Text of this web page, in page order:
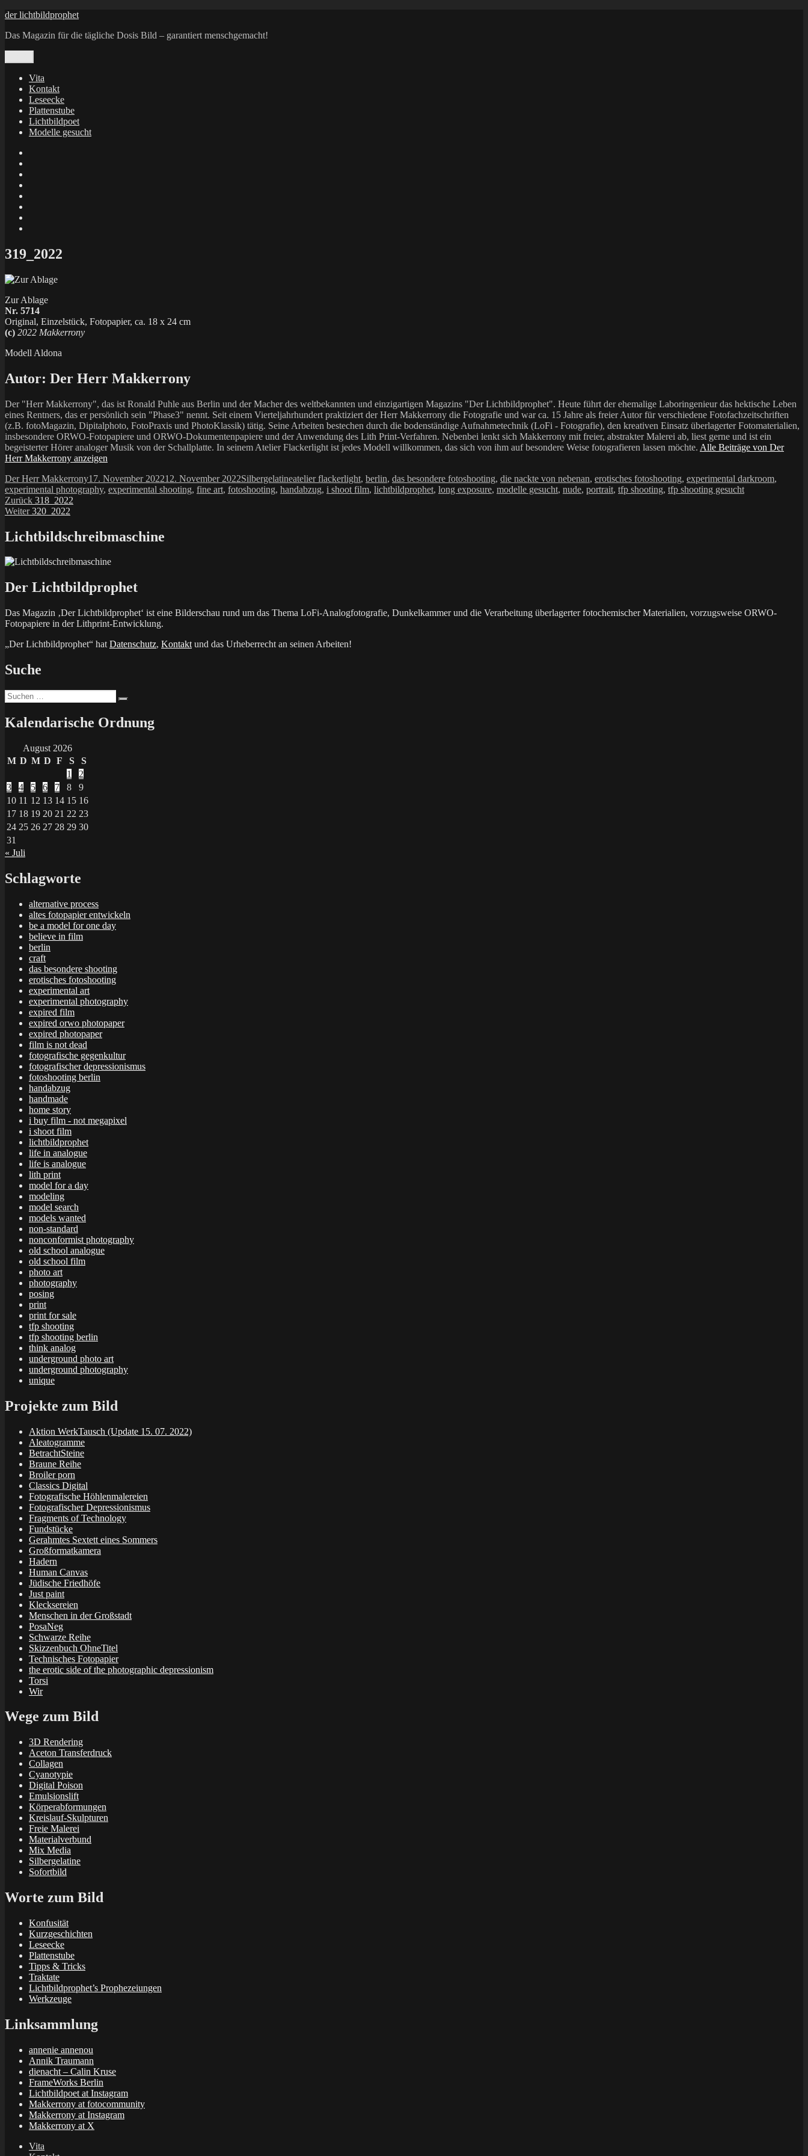
Zum
springen
der lichtbildprophet
Das Magazin für die tägliche Dosis Bild – garantiert menschgemacht!
Vita
Kontakt
Leseecke
Plattenstube
Lichtbildpoet
Modelle gesucht
X
319_2022
Zur Ablage
Nr. 5714
Original, Einzelstück, Fotopapier, ca. 18 x 24 cm
(c) 2022 Makkerrony
Modell Aldona
Autor: Der Herr Makkerrony
Der "Herr Makkerrony", das ist Ronald Puhle aus Berlin und der Macher des weltbekannten und einzigartigen Magazins "Der Lichtbildprophet". Heute führt der ehemalige Laboringenieur das hektische Leben
eines Rentners, das er persönlich sein "Phase3" nennt. Seit einem Vierteljahrhundert praktiziert der Herr Makkerrony die Fotografie und war ca. 15 Jahre als freier Autor für verschiedene Fotofachzeitschriften
(z.B. fotoMagazin, Dipitalphoto, FotoPraxis und PhotoKlassik) tätig. Seine Arbeiten bestechen durch die bodenständige Aufnahmetechnik (LoFi - Fotografie), den kreativen Einsatz überlagerter Fotomaterialien,
insbesondere ORWO-Fotopapiere und ORWO-Dokumentenpapiere und der Anwendung des Lith Print-Verfahren. Nebenbei lenkt sich Makkerrony mit freier, abstrakter Malerei ab, liest gerne und ist ein
begeisterter Hörer analoger Musik von der Schallplatte. In seinem Atelier Flackerlight ist jedes Modell willkommen, das sich von ihm auf besondere Weise fotografieren lassen möchte. Alle Beiträge von Der
Herr Makkerrony anzeigen
Autor
Der Herr MakkerronyVeröffentlicht
am
17. November 202212. November 2022Kategorien
SilbergelatineSchlagwörter
atelier flackerlight, berlin, das besondere fotoshooting, die nackte von nebenan, erotisches fotoshooting, experimental darkroom,
experimental photography, experimental shooting, fine art, fotoshooting, handabzug, i shoot film, lichtbildprophet, long exposure, modelle gesucht, nude, portrait, tfp shooting, tfp shooting gesucht
Beitragsnavigation
Zurück Vorheriger
Beitrag:
318_2022
Weiter Nächster
320_2022
Lichtbildschreibmaschine
Der Lichtbildprophet
Das Magazin ‚Der Lichtbildprophet‘ ist eine Bilderschau rund um das Thema LoFi-Analogfotografie, Dunkelkammer und die Verarbeitung überlagerter fotochemischer Materialien, vorzugsweise ORWO-
Fotopapiere in der Lithprint-Entwicklung.
„Der Lichtbildprophet“ hat Datenschutz, Kontakt und das Urheberrecht an seinen Arbeiten!
Suche
Suchen
nach:
Kalendarische Ordnung
August 2026
M D M D F S
S
1
2
3
4 5 6 7 8
9
10 11 12 13 14 15 16
17 18 19 20 21 22 23
24 25 26 27 28 29 30
31
« Juli
Schlagworte
alternative process
altes fotopapier entwickeln
be a model for one day
believe in film
berlin
craft
das besondere shooting
erotisches fotoshooting
experimental art
experimental photography
expired film
expired orwo photopaper
expired photopaper
film is not dead
fotografische gegenkultur
fotografischer depressionismus
fotoshooting berlin
handabzug
handmade
home story
i buy film - not megapixel
i shoot film
lichtbildprophet
life in analogue
life is analogue
lith print
model for a day
modeling
model search
models wanted
non-standard
nonconformist photography
old school analogue
old school film
photo art
photography
posing
print
print for sale
tfp shooting
tfp shooting berlin
think analog
underground photo art
underground photography
unique
Projekte zum Bild
Aktion WerkTausch (Update 15. 07. 2022)
Aleatogramme
BetrachtSteine
Braune Reihe
Broiler porn
Classics Digital
Fotografische Höhlenmalereien
Fotografischer Depressionismus
Fragments of Technology
Fundstücke
Gerahmtes Sextett eines Sommers
Großformatkamera
Hadern
Human Canvas
Jüdische Friedhöfe
Just paint
Klecksereien
Menschen in der Großstadt
PosaNeg
Schwarze Reihe
Skizzenbuch OhneTitel
Technisches Fotopapier
the erotic side of the photographic depressionism
Torsi
Wir
Wege zum Bild
3D Rendering
Aceton Transferdruck
Collagen
Cyanotypie
Digital Poison
Emulsionslift
Körperabformungen
Kreislauf-Skulpturen
Freie Malerei
Materialverbund
Mix Media
Silbergelatine
Sofortbild
Worte zum Bild
Konfusität
Kurzgeschichten
Leseecke
Plattenstube
Tipps & Tricks
Traktate
Lichtbildprophet’s Prophezeiungen
Werkzeuge
Linksammlung
annenie annenou
Annik Traumann
dienacht – Calin Kruse
FrameWorks Berlin
Lichtbildpoet at Instagram
Makkerrony at fotocommunity
Makkerrony at Instagram
Makkerrony at X
Vita